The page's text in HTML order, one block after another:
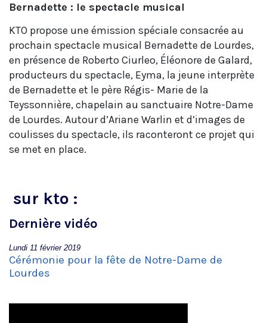
Bernadette : le spectacle musical
KTO propose une émission spéciale consacrée au
prochain spectacle musical Bernadette de Lourdes,
en présence de Roberto Ciurleo, Éléonore de Galard,
producteurs du spectacle, Eyma, la jeune interprète
de Bernadette et le père Régis- Marie de la
Teyssonnière, chapelain au sanctuaire Notre-Dame
de Lourdes. Autour d’Ariane Warlin et d’images de
coulisses du spectacle, ils raconteront ce projet qui
se met en place.
sur kto :
Dernière vidéo
Lundi 11 février 2019
Cérémonie pour la fête de Notre-Dame de
Lourdes